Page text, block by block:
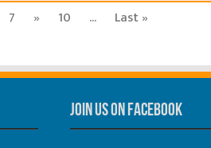
7 » 10 ... Last »
Join us on Facebook